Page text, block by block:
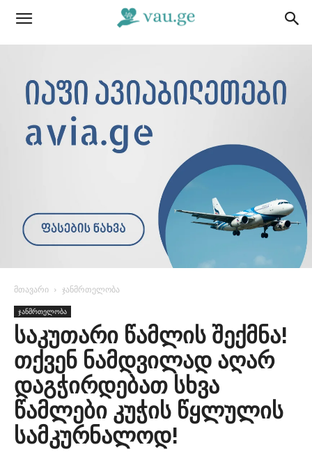
მთავარი ჯანმრთელობა
ჯანმრთელობა
საკუთარი წამლის შექმნა!
თქვენ ნამდვილად აღარ
დაგჭირდებათ სხვა
წამლები კუჭის წყლულის
სამკურნალოდ!